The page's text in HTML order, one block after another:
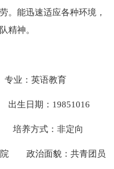
。能迅速适应各种环境，
精神。
专业：英语教育
出生日期：19851016
培养方式：非定向
政治面貌：共青团员